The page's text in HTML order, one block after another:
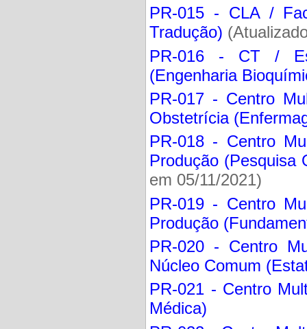
PR-015 - CLA /
Tradução)
PR-016 - CT /
(Engenharia
PR-017 - Centro
Obstetrícia
PR-018 - Centro
Produção (Pesquisa
em 05/11/2021)
PR-019 - Centro
Produção
PR-020 - Centro
Núcleo Comum
PR-021 - Centro
Médica)